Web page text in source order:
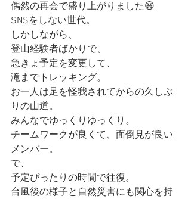
偶然の再会で盛り上がりました😆
SNSをしない世代。
しかしながら、
登山経験者ばかりで、
急きょ予定を変更して、
滝までトレッキング。
お一人は足を怪我されてからの久しぶ
りの山道。
みんなでゆっくりゆっくり。
チームワークが良くて、面倒見が良い
メンバー。
で、
予定ぴったりの時間で往復。
台風後の様子と自然災害にも関心を持